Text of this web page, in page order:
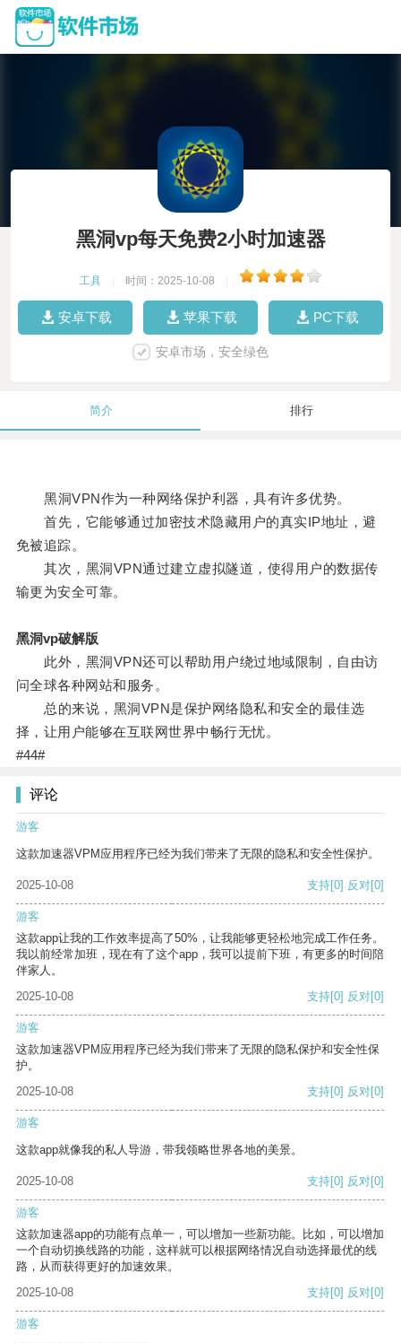
黑洞vp每天免费2小时加速器
工具 时间：2025-10-08
安卓下载 苹果下载 PC下载
安卓市场，安全绿色
简介 排行
黑洞VPN作为一种网络保护利器，具有许多优势。
首先，它能够通过加密技术隐藏用户的真实IP地址，避
免被追踪。
其次，黑洞VPN通过建立虚拟隧道，使得用户的数据传
输更为安全可靠。
黑洞vp破解版
此外，黑洞VPN还可以帮助用户绕过地域限制，自由访
问全球各种网站和服务。
总的来说，黑洞VPN是保护网络隐私和安全的最佳选
择，让用户能够在互联网世界中畅行无忧。
#44#
评论
游客
这款加速器VPM应用程序已经为我们带来了无限的隐私和安全性保护。
2025-10-08 支持[0] 反对[0]
游客
这款app让我的工作效率提高了50%，让我能够更轻松地完成工作任务。
我以前经常加班，现在有了这个app，我可以提前下班，有更多的时间陪
伴家人。
2025-10-08
支持[0] 反对[0]
游客
这款加速器VPM应用程序已经为我们带来了无限的隐私保护和安全性保
护。
2025-10-08
支持[0] 反对[0]
游客
这款app就像我的私人导游，带我领略世界各地的美景。
2025-10-08 支持[0] 反对[0]
游客
这款加速器app的功能有点单一，可以增加一些新功能。比如，可以增加
一个自动切换线路的功能，这样就可以根据网络情况自动选择最优的线
路，从而获得更好的加速效果。
2025-10-08
支持[0] 反对[0]
游客